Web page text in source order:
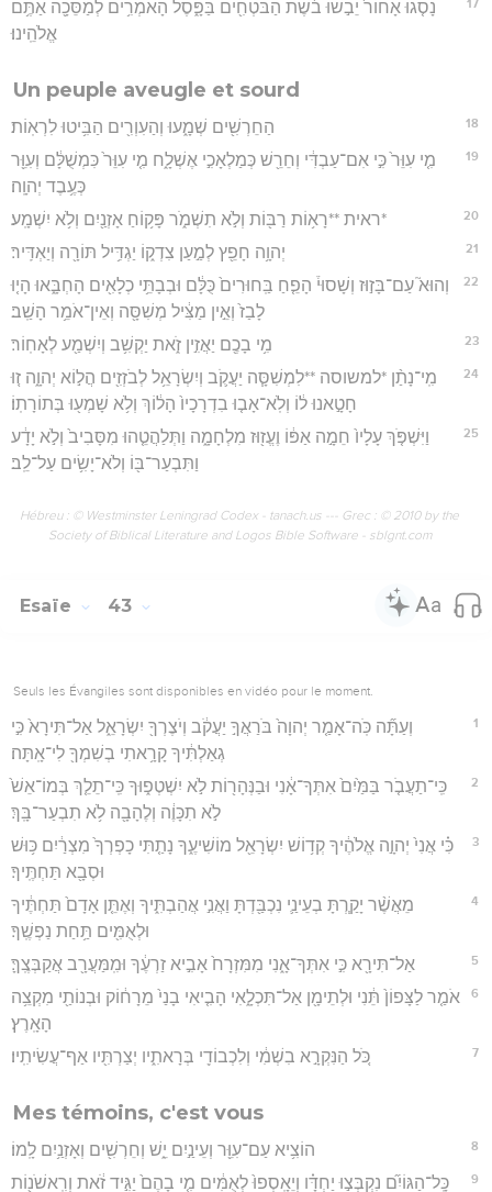
17
נָסֹ֤גוּ אָחוֹר֙ יֵבֹ֣שׁוּ בֹ֔שֶׁת הַבֹּטְחִ֖ים בַּפָּ֑סֶל הָאֹמְרִ֥ים לְמַסֵּכָ֖ה אַתֶּ֥ם
אֱלֹהֵֽינוּ׃
Un peuple aveugle et sourd
18 הַחֵרְשִׁ֖ים שְׁמָ֑עוּ וְהַעִוְרִ֖ים הַבִּ֥יטוּ לִרְאֽוֹת׃
19
מִ֤י עִוֵּר֙ כִּ֣י אִם־עַבְדִּ֔י וְחֵרֵ֖שׁ כְּמַלְאָכִ֣י אֶשְׁלָ֑ח מִ֤י עִוֵּר֙ כִּמְשֻׁלָּ֔ם וְעִוֵּ֖ר
כְּעֶ֥בֶד יְהוָֽה׃
20 *ראית **רָא֥וֹת רַבּ֖וֹת וְלֹ֣א תִשְׁמֹ֑ר פָּק֥וֹחַ אָזְנַ֖יִם וְלֹ֥א יִשְׁמָֽע׃
21 יְהוָ֥ה חָפֵ֖ץ לְמַ֣עַן צִדְק֑וֹ יַגְדִּ֥יל תּוֹרָ֖ה וְיַאְדִּֽיר׃
22
וְהוּא֮ עַם־בָּז֣וּז וְשָׁסוּי֒ הָפֵ֤חַ בַּֽחוּרִים֙ כֻּלָּ֔ם וּבְבָתֵּ֥י כְלָאִ֖ים הָחְבָּ֑אוּ הָי֤וּ
לָבַז֙ וְאֵ֣ין מַצִּ֔יל מְשִׁסָּ֖ה וְאֵין־אֹמֵ֥ר הָשַֽׁב׃
23 מִ֥י בָכֶ֖ם יַאֲזִ֣ין זֹ֑את יַקְשִׁ֥ב וְיִשְׁמַ֖ע לְאָחֽוֹר׃
24
מִֽי־נָתַ֨ן *למשוסה **לִמְשִׁסָּ֧ה יַעֲקֹ֛ב וְיִשְׂרָאֵ֥ל לְבֹזְזִ֖ים הֲל֣וֹא יְהוָ֑ה ז֚וּ
חָטָ֣אנוּ ל֔וֹ וְלֹֽא־אָב֤וּ בִדְרָכָיו֙ הָל֔וֹךְ וְלֹ֥א שָׁמְע֖וּ בְּתוֹרָתֽוֹ׃
25
וַיִּשְׁפֹּ֤ךְ עָלָיו֙ חֵמָ֣ה אַפּ֔וֹ וֶעֱז֖וּז מִלְחָמָ֑ה וַתְּלַהֲטֵ֤הוּ מִסָּבִיב֙ וְלֹ֣א יָדָ֔ע
וַתִּבְעַר־בּ֖וֹ וְלֹא־יָשִׂ֥ים עַל־לֵֽב׃
Hébreu : © Westminster Leningrad Codex - tanach.us --- Grec : © 2010 by the
Society of Biblical Literature and Logos Bible Software - sblgnt.com
Esaïe 43
Seuls les Évangiles sont disponibles en vidéo pour le moment.
1
וְעַתָּ֞ה כֹּֽה־אָמַ֤ר יְהוָה֙ בֹּרַאֲךָ֣ יַעֲקֹ֔ב וְיֹצֶרְךָ֖ יִשְׂרָאֵ֑ל אַל־תִּירָא֙ כִּ֣י
גְאַלְתִּ֔יךָ קָרָ֥אתִי בְשִׁמְךָ֖ לִי־אָֽתָּה׃
2
כִּֽי־תַעֲבֹ֤ר בַּמַּ֙יִם֙ אִתְּךָ־אָ֔נִי וּבַנְּהָר֖וֹת לֹ֣א יִשְׁטְפ֑וּךָ כִּֽי־תֵלֵ֤ךְ בְּמוֹ־אֵשׁ֙
לֹ֣א תִכָּוֶ֔ה וְלֶהָבָ֖ה לֹ֥א תִבְעַר־בָּֽךְ׃
3
כִּ֗י אֲנִי֙ יְהוָ֣ה אֱלֹהֶ֔יךָ קְד֥וֹשׁ יִשְׂרָאֵ֖ל מוֹשִׁיעֶ֑ךָ נָתַ֤תִּי כָפְרְךָ֙ מִצְרַ֔יִם כּ֥וּשׁ
וּסְבָ֖א תַּחְתֶּֽיךָ׃
4
מֵאֲשֶׁ֨ר יָקַ֧רְתָּ בְעֵינַ֛י נִכְבַּ֖דְתָּ וַאֲנִ֣י אֲהַבְתִּ֑יךָ וְאֶתֵּ֤ן אָדָם֙ תַּחְתֶּ֔יךָ
וּלְאֻמִּ֖ים תַּ֥חַת נַפְשֶֽׁךָ׃
5 אַל־תִּירָ֖א כִּ֣י אִתְּךָ־אָ֑נִי מִמִּזְרָח֙ אָבִ֣יא זַרְעֶ֔ךָ וּמִֽמַּעֲרָ֖ב אֲקַבְּצֶֽךָּ׃
6
אֹמַ֤ר לַצָּפוֹן֙ תֵּ֔נִי וּלְתֵימָ֖ן אַל־תִּכְלָ֑אִי הָבִ֤יאִי בָנַי֙ מֵרָח֔וֹק וּבְנוֹתַ֖י מִקְצֵ֥ה
הָאָֽרֶץ׃
7 כֹּ֚ל הַנִּקְרָ֣א בִשְׁמִ֔י וְלִכְבוֹדִ֖י בְּרָאתִ֑יו יְצַרְתִּ֖יו אַף־עֲשִׂיתִֽיו׃
Mes témoins, c'est vous
8 הוֹצִ֥יא עַם־עִוֵּ֖ר וְעֵינַ֣יִם יֵ֑שׁ וְחֵרְשִׁ֖ים וְאָזְנַ֥יִם לָֽמוֹ׃
9 כָּֽל־הַגּוֹיִ֞ם נִקְבְּצ֣וּ יַחְדָּ֗ו וְיֵאָֽסְפוּ֙ לְאֻמִּ֔ים מִ֤י בָהֶם֙ יַגִּ֣יד זֹ֔את וְרִֽאשֹׁנ֖וֹת